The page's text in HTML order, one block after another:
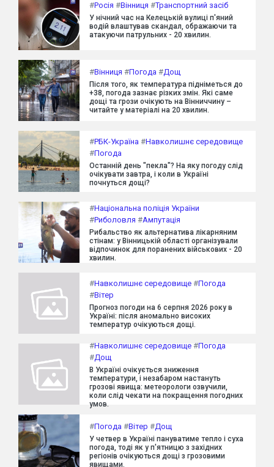
#Росія #Вінниця #Транспортний засіб
У нічний час на Келецькій вулиці п'яний
водій влаштував скандал, ображаючи та
атакуючи патрульних - 20 хвилин.
#Вінниця #Погода #Дощ
Після того, як температура підніметься до
+38, погода зазнає різких змін. Які саме
дощі та грози очікують на Вінниччину –
читайте у матеріалі на 20 хвилин.
#РБК-Україна #Навколишнє середовище
#Погода
Останній день "пекла"? На яку погоду слід
очікувати завтра, і коли в Україні
почнуться дощі?
#Національна поліція України
#Риболовля #Ампутація
Рибальство як альтернатива лікарняним
стінам: у Вінницькій області організували
відпочинок для поранених військових - 20
хвилин.
#Навколишнє середовище #Погода
#Вітер
Прогноз погоди на 6 серпня 2026 року в
Україні: після аномально високих
температур очікуються дощі.
#Навколишнє середовище #Погода
#Дощ
В Україні очікується зниження
температури, і незабаром настануть
грозові явища: метеорологи озвучили,
коли слід чекати на покращення погодних
умов.
#Погода #Вітер #Дощ
У четвер в Україні пануватиме тепло і суха
погода, тоді як у п'ятницю з західних
регіонів очікуються дощі з грозовими
явищами.